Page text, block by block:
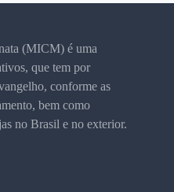
(MICM) é uma
que tem por
conforme as
bem como
no Brasil e no exterior.